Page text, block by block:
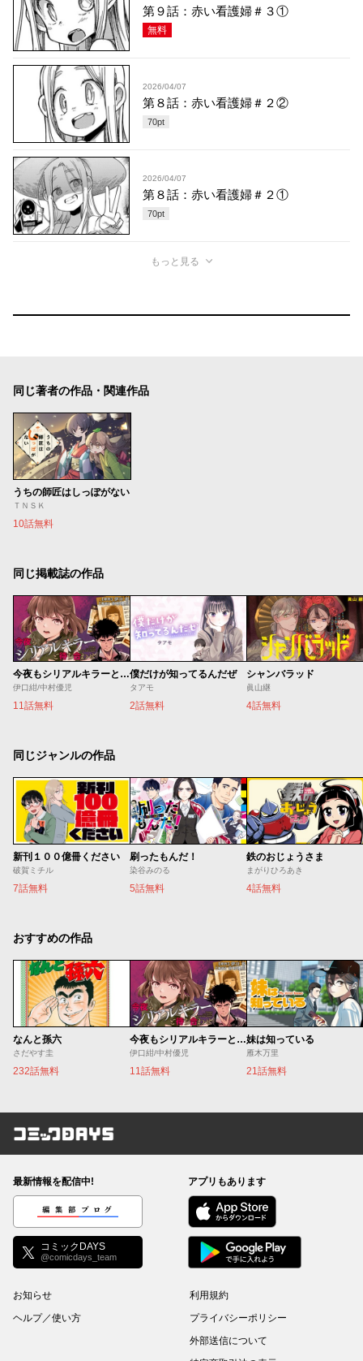
第９話：赤い看護婦＃３①
無料
2026/04/07
第８話：赤い看護婦＃２②
70pt
2026/04/07
第８話：赤い看護婦＃２①
70pt
もっと見る
同じ著者の作品・関連作品
うちの師匠はしっぽがない
ＴＮＳＫ
10話無料
同じ掲載誌の作品
今夜もシリアルキラーと待ち合わせ
伊口紺/中村優児
11話無料
僕だけが知ってるんだぜ
タアモ
2話無料
シャンバラッド
眞山継
4話無料
同じジャンルの作品
新刊１００億冊ください
破賀ミチル
7話無料
刷ったもんだ！
染谷みのる
5話無料
鉄のおじょうさま
まがりひろあき
4話無料
おすすめの作品
なんと孫六
さだやす圭
232話無料
今夜もシリアルキラーと待ち合わせ
伊口紺/中村優児
11話無料
妹は知っている
雁木万里
21話無料
コミックDAYS
最新情報を配信中!
編集部ブログ
コミックDAYS
@comicdays_team
アプリもあります
お知らせ
ヘルプ／使い方
利用規約
プライバシーポリシー
外部送信について